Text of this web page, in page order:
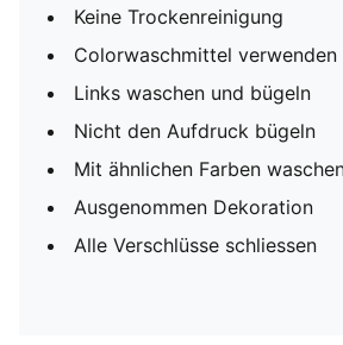
Keine Trockenreinigung
Colorwaschmittel verwenden
Links waschen und bügeln
Nicht den Aufdruck bügeln
Mit ähnlichen Farben
Ausgenommen Dekoration
Alle Verschlüsse schliessen